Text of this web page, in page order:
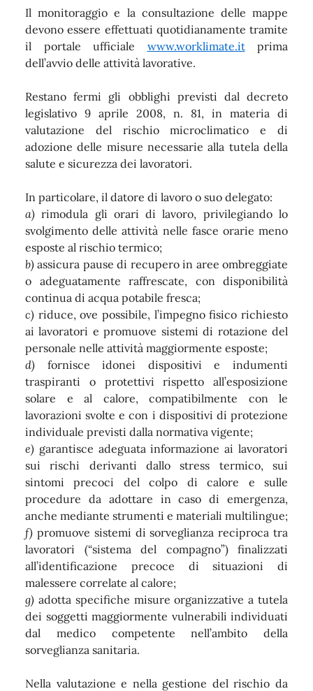
Il monitoraggio e la consultazione delle mappe
devono essere effettuati quotidianamente tramite
il portale ufficiale www.worklimate.itprima
dell’avvio delle attività lavorative.
Restano fermi gli obblighi previsti dal decreto
legislativo 9 aprile 2008, n. 81, in materia di
valutazione del rischio microclimatico e di
adozione delle misure necessarie alla tutela della
salute e sicurezza dei lavoratori.
In particolare, il datore di lavoro o suo delegato:
a)rimodula gli orari di lavoro, privilegiando lo
svolgimento delle attività nelle fasce orarie meno
esposte al rischio termico;
b) assicura pause di recupero in aree ombreggiate
o adeguatamente raffrescate, con disponibilità
continua di acqua potabile fresca;
c) riduce, ove possibile, l’impegno fisico richiesto
ai lavoratori e promuove sistemi di rotazione del
personale nelle attività maggiormente esposte;
d) fornisce idonei dispositivi e indumenti
traspiranti o protettivi rispetto all’esposizione
solare e al calore, compatibilmente con le
lavorazioni svolte e con i dispositivi di protezione
individuale previsti dalla normativa vigente;
e) garantisce adeguata informazione ai lavoratori
sui rischi derivanti dallo stress termico, sui
sintomi precoci del colpo di calore e sulle
procedure da adottare in caso di emergenza,
anche mediante strumenti e materiali multilingue;
f) promuove sistemi di sorveglianza reciproca tra
lavoratori (“sistema del compagno”) finalizzati
all’identificazione precoce di situazioni di
malessere correlate al calore;
g) adotta specifiche misure organizzative a tutela
dei soggetti maggiormente vulnerabili individuati
dal medico competente nell’ambito della
sorveglianza sanitaria.
Nella valutazione e nella gestione del rischio da